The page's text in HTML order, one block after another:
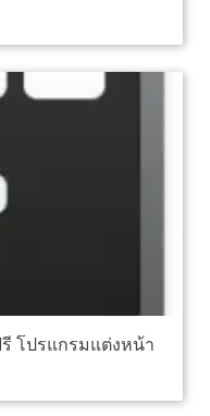
รี โปรแกรมแต่งหน้า